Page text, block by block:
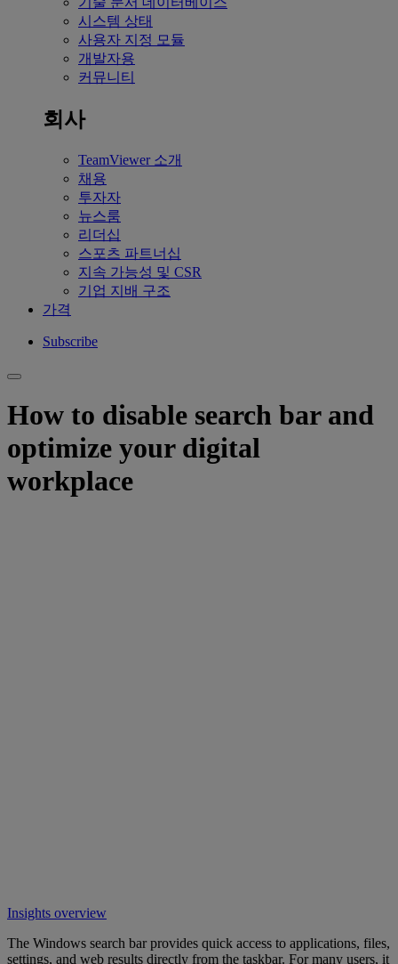
시스템 상태
사용자 지정 모듈
개발자용
커뮤니티
회사
TeamViewer 소개
채용
투자자
뉴스룸
리더십
스포츠 파트너십
지속 가능성 및 CSR
기업 지배 구조
가격
Subscribe
How to disable search bar and
optimize your digital
workplace
Insights overview
The Windows search bar provides quick access to applications, files,
settings, and web results directly from the taskbar. For many users, it